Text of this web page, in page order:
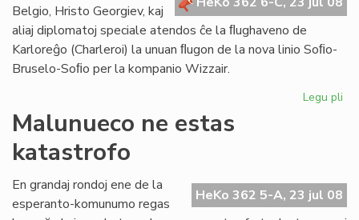
Belgio, Hristo Georgiev, kaj
aliaj diplomatoj speciale atendos ĉe la ﬂughaveno de
Karloreĝo (Charleroi) la unuan ﬂugon de la nova linio Soﬁo-
Bruselo-Soﬁo per la kompanio Wizzair.
Legu pli
Malunueco ne estas
katastrofo
HeKo 362 5-A, 23 jul 08
En grandaj rondoj ene de la
esperanto-komunumo regas